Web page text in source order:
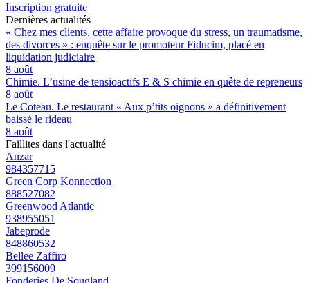
Inscription gratuite
Dernières actualités
« Chez mes clients, cette affaire provoque du stress, un traumatisme,
des divorces » : enquête sur le promoteur Fiducim, placé en
liquidation judiciaire
8 août
Chimie. L’usine de tensioactifs E & S chimie en quête de repreneurs
8 août
Le Coteau. Le restaurant « Aux p’tits oignons » a définitivement
baissé le rideau
8 août
Faillites dans l'actualité
Anzar
984357715
Green Corp Konnection
888527082
Greenwood Atlantic
938955051
Jabeprode
848860532
Bellee Zaffiro
399156009
Fonderies De Sougland